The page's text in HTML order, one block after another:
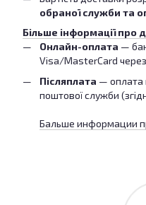
обраної служби та
Більше інформації про
Онлайн-оплата —
Visa/MasterCard
Післяплата — оплата
поштової служби
Бальше информации